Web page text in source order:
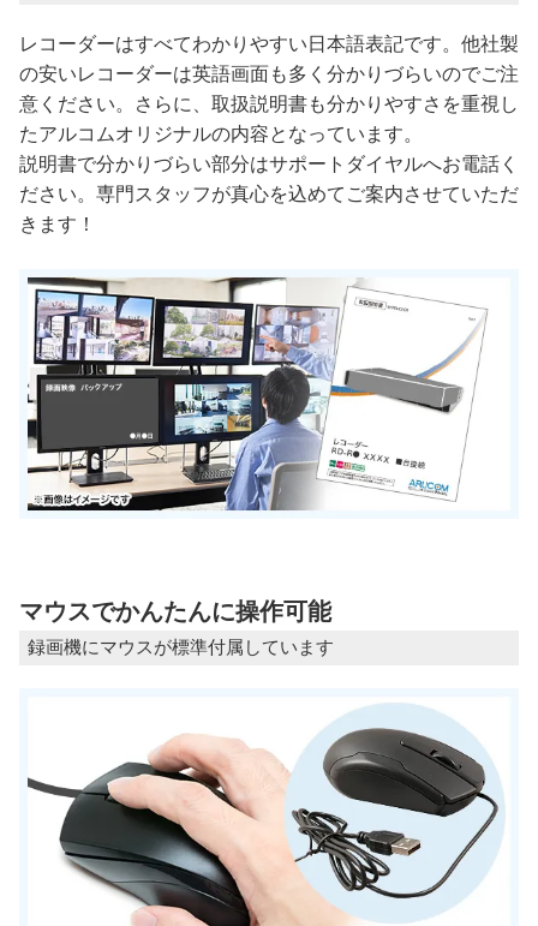
レコーダーはすべてわかりやすい日本語表記です。他社製
の安いレコーダーは英語画面も多く分かりづらいのでご注
意ください。さらに、取扱説明書も分かりやすさを重視し
たアルコムオリジナルの内容となっています。
説明書で分かりづらい部分はサポートダイヤルへお電話く
ださい。専門スタッフが真心を込めてご案内させていただ
きます！
マウスでかんたんに操作可能
録画機にマウスが標準付属しています